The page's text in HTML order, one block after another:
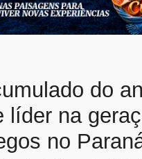
do
líder na
no